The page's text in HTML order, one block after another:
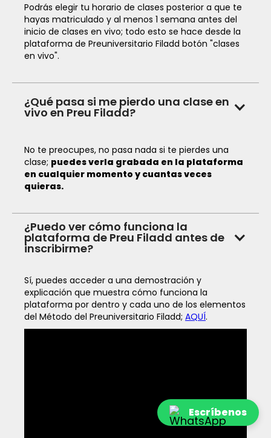
Podrás elegir tu horario de clases posterior a que te
hayas matriculado y al menos 1 semana antes del
inicio de clases en vivo; todo esto se hace desde la
plataforma de Preuniversitario Filadd botón "clases
en vivo".
¿Qué pasa si me pierdo una clase en
vivo en Preu Filadd?
No te preocupes, no pasa nada si te pierdes una
clase; puedes verla grabada en la plataforma
en cualquier momento y cuantas veces
quieras.
¿Puedo ver cómo funciona la
plataforma de Preu Filadd antes de
inscribirme?
Sí, puedes acceder a una demostración y
explicación que muestra cómo funciona la
plataforma por dentro y cada uno de los elementos
del Método del Preuniversitario Filadd; AQUÍ.
Escríbenos